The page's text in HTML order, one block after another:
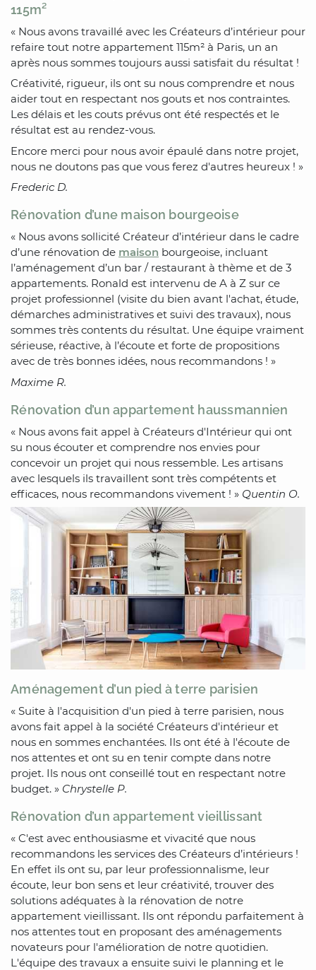
115m²
« Nous avons travaillé avec les Créateurs d’intérieur pour
refaire tout notre appartement 115m² à Paris, un an
après nous sommes toujours aussi satisfait du résultat !
Créativité, rigueur, ils ont su nous comprendre et nous
aider tout en respectant nos gouts et nos contraintes.
Les délais et les couts prévus ont été respectés et le
résultat est au rendez-vous.
Encore merci pour nous avoir épaulé dans notre projet,
nous ne doutons pas que vous ferez d'autres heureux ! »
Frederic D.
Rénovation d’une maison bourgeoise
« Nous avons sollicité Créateur d’intérieur dans le cadre
d’une rénovation de maison bourgeoise, incluant
l’aménagement d’un bar / restaurant à thème et de 3
appartements. Ronald est intervenu de A à Z sur ce
projet professionnel (visite du bien avant l'achat, étude,
démarches administratives et suivi des travaux), nous
sommes très contents du résultat. Une équipe vraiment
sérieuse, réactive, à l’écoute et forte de propositions
avec de très bonnes idées, nous recommandons ! »
Maxime R.
Rénovation d’un appartement haussmannien
« Nous avons fait appel à Créateurs d'Intérieur qui ont
su nous écouter et comprendre nos envies pour
concevoir un projet qui nous ressemble. Les artisans
avec lesquels ils travaillent sont très compétents et
efficaces, nous recommandons vivement ! » Quentin O.
Aménagement d’un pied à terre parisien
« Suite à l'acquisition d'un pied à terre parisien, nous
avons fait appel à la société Créateurs d'intérieur et
nous en sommes enchantées. Ils ont été à l'écoute de
nos attentes et ont su en tenir compte dans notre
projet. Ils nous ont conseillé tout en respectant notre
budget. » Chrystelle P.
Rénovation d’un appartement vieillissant
« C'est avec enthousiasme et vivacité que nous
recommandons les services des Créateurs d’intérieurs !
En effet ils ont su, par leur professionnalisme, leur
écoute, leur bon sens et leur créativité, trouver des
solutions adéquates à la rénovation de notre
appartement vieillissant. Ils ont répondu parfaitement à
nos attentes tout en proposant des aménagements
novateurs pour l'amélioration de notre quotidien.
L'équipe des travaux a ensuite suivi le planning et le